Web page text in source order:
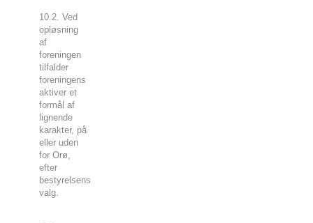
10.2. Ved
opløsning
af
foreningen
tilfalder
foreningens
aktiver et
formål af
lignende
karakter, på
eller uden
for Orø,
efter
bestyrelsens
valg.